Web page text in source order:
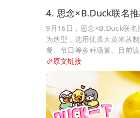
4. 思念×B.Duck联名
9月16日，思念×B.Duck联
为造型，选用优质大黄米蒸
餐、节日等多种场景。目前
原文链接